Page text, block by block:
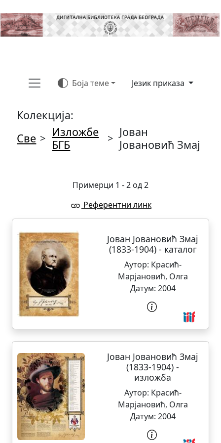
Боја теме Језик приказа
Колекција:
Све > Изложбе
БГБ
> Јован
Јовановић Змај
Примерци 1 - 2 од 2
Референтни линк
Јован Јовановић Змај
(1833-1904) - каталог
Аутор: Красић-
Марјановић, Олга
Датум: 2004
Јован Јовановић Змај
(1833-1904) -
изложба
Аутор: Красић-
Марјановић, Олга
Датум: 2004